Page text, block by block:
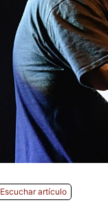
Escuchar artículo